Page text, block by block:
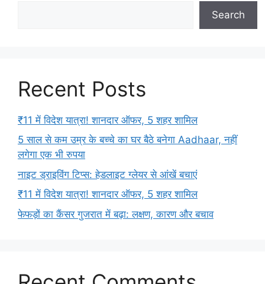
Search
Recent Posts
₹11 में विदेश यात्रा! शानदार ऑफर, 5 शहर शामिल
5 साल से कम उम्र के बच्चे का घर बैठे बनेगा Aadhaar, नहीं
लगेगा एक भी रुपया
नाइट ड्राइविंग टिप्स: हेडलाइट ग्लेयर से आंखें बचाएं
₹11 में विदेश यात्रा! शानदार ऑफर, 5 शहर शामिल
फेफड़ों का कैंसर गुजरात में बढ़ा: लक्षण, कारण और बचाव